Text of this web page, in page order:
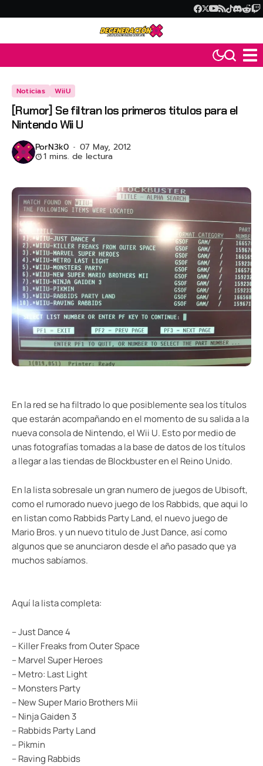
Noticias WiiU
[Rumor] Se filtran los primeros titulos para el
Nintendo Wii U
PorN3k0 07 May, 2012
1 mins. de lectura
En la red se ha filtrado lo que posiblemente sea los títulos
que estarán acompañando en el momento de su salida a la
nueva consola de Nintendo, el Wii U. Esto por medio de
unas fotografías tomadas a la base de datos de los títulos
a llegar a las tiendas de Blockbuster en el Reino Unido.
En la lista sobresale un gran numero de juegos de Ubisoft,
como el rumorado nuevo juego de los Rabbids, que aqui lo
en listan como Rabbids Party Land, el nuevo juego de
Mario Bros. y un nuevo titulo de Just Dance, así como
algunos que se anunciaron desde el año pasado que ya
muchos sabíamos.
Aquí la lista completa:
– Just Dance 4
– Killer Freaks from Outer Space
– Marvel Super Heroes
– Metro: Last Light
– Monsters Party
– New Super Mario Brothers Mii
– Ninja Gaiden 3
– Rabbids Party Land
– Pikmin
– Raving Rabbids